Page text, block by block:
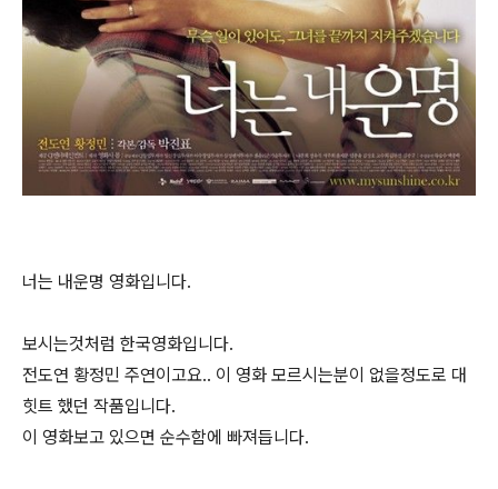
너는 내운명 영화입니다.
보시는것처럼 한국영화입니다.
전도연 황정민 주연이고요.. 이 영화 모르시는분이 없을정도로 대
힛트 했던 작품입니다.
이 영화보고 있으면 순수함에 빠져듭니다.